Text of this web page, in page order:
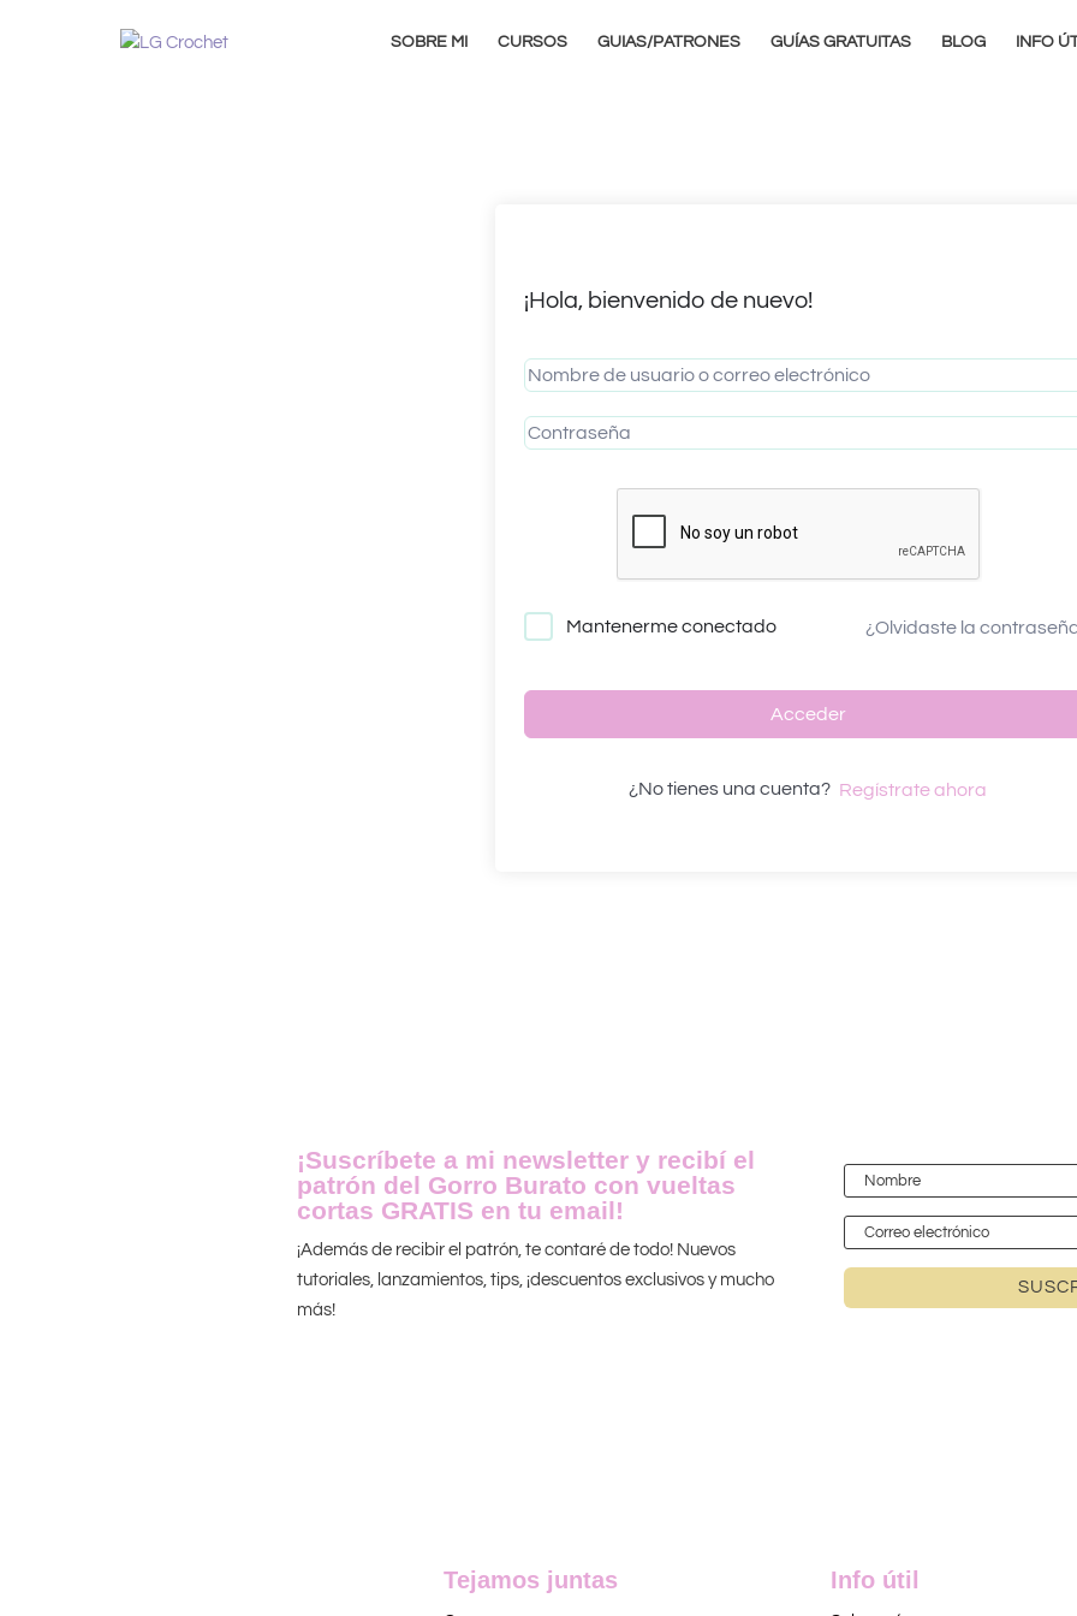
SOBRE MI CURSOS GUIAS/PATRONES GUÍAS GRATUITAS BLOG INFO
¡Hola, bienvenido de nuevo!
Mantenerme conectado ¿Olvidaste la
Acceder
¿No tienes una cuenta? Regístrate ahora
¡Suscríbete a mi newsletter y recibí el
patrón del Gorro Burato con vueltas
cortas GRATIS en tu email!
¡Además de recibir el patrón, te contaré de todo! Nuevos
tutoriales, lanzamientos, tips, ¡descuentos exclusivos y mucho
más!
Tejamos juntas Info útil